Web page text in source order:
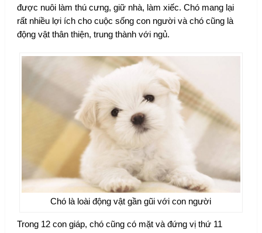
được nuôi làm thú cưng, giữ nhà, làm xiếc. Chó mang lại
rất nhiều lợi ích cho cuộc sống con người và chó cũng là
động vật thân thiện, trung thành với ngủ.
Chó là loài động vật gần gũi với con người
Trong 12 con giáp, chó cũng có mặt và đứng vị thứ 11